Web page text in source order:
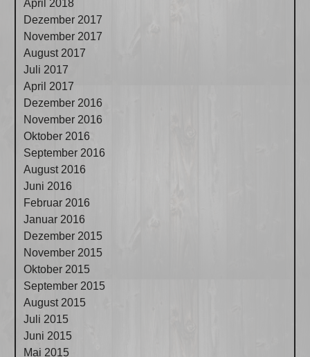
April 2018
Dezember 2017
November 2017
August 2017
Juli 2017
April 2017
Dezember 2016
November 2016
Oktober 2016
September 2016
August 2016
Juni 2016
Februar 2016
Januar 2016
Dezember 2015
November 2015
Oktober 2015
September 2015
August 2015
Juli 2015
Juni 2015
Mai 2015